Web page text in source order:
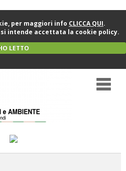
per maggiori info CLICCA QUI.
intende accettata la cookie policy.
LETTO